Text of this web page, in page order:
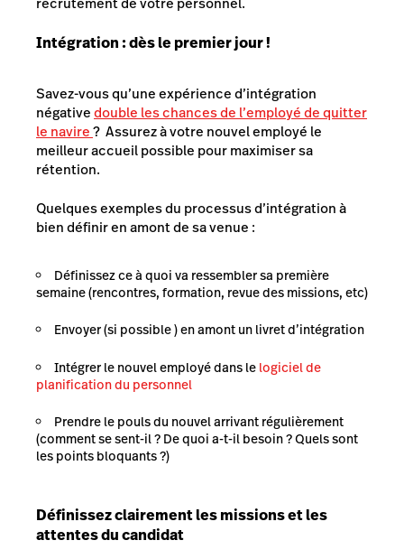
Intégration : dès le premier jour !
Savez-vous qu’une expérience d’intégration
négativedouble les chances de l’employé de quitter
le navire? Assurez à votre nouvel employé le
meilleur accueil possible pour maximiser sa
rétention.
Quelques exemples du processus d’intégration à
bien définir en amont de sa venue :
Définissez ce à quoi va ressembler sa première
semaine (rencontres, formation, revue des missions, etc)
Envoyer (si possible ) en amont un livret d’intégration
Intégrer le nouvel employé dans le logiciel de
planification du personnel
Prendre le pouls du nouvel arrivant régulièrement
(comment se sent-il ? De quoi a-t-il besoin ? Quels sont
les points bloquants ?)
Définissez clairement les missions et les
attentes du candidat